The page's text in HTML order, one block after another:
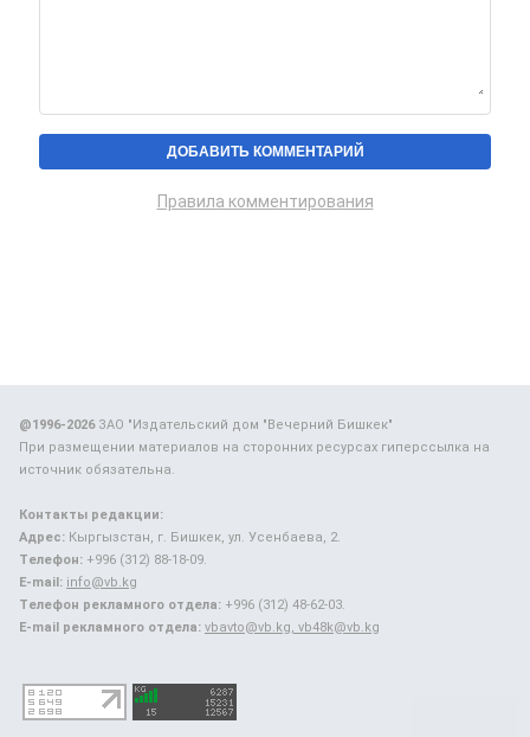
Правила комментирования
@1996-2026ЗАО "Издательский дом "Вечерний Бишкек"
При размещении материалов на сторонних ресурсах гиперссылка на
источник обязательна.
Контакты редакции:
Адрес: Кыргызстан, г. Бишкек, ул. Усенбаева, 2.
Телефон: +996 (312) 88-18-09.
E-mail: info@vb.kg
Телефон рекламного отдела: +996 (312) 48-62-03.
E-mail рекламного отдела: vbavto@vb.kg, vb48k@vb.kg